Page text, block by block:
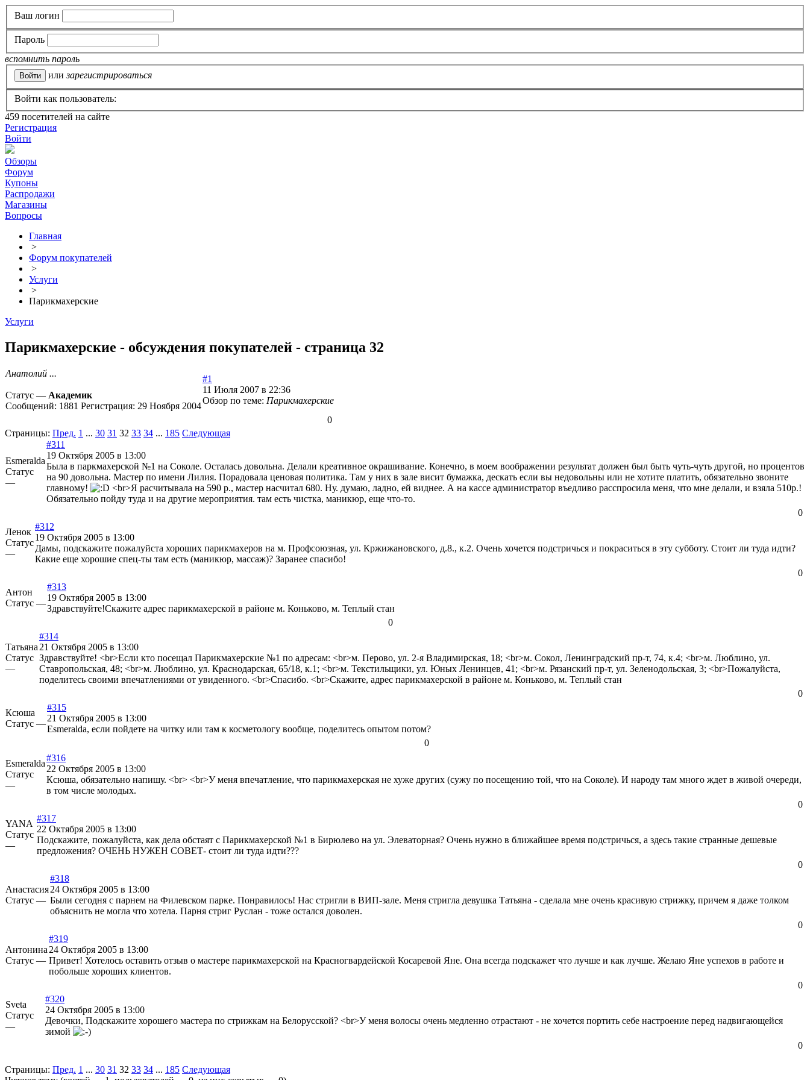
Ваш логин
Пароль
вспомнить пароль
или зарегистрироваться
Войти как пользователь:
459 посетителей на сайте
Регистрация
Войти
Обзоры
Форум
Купоны
Распродажи
Магазины
Вопросы
Главная
>
Форум покупателей
>
Услуги
>
Парикмахерские
Услуги
Парикмахерские - обсуждения покупателей - страница 32
Анатолий ...
Статус — Академик
Сообщений: 1881 Регистрация: 29 Ноября 2004
#1
11 Июля 2007 в 22:36
Обзор по теме: Парикмахерские
0
Страницы: Пред. 1 ... 30 31 32 33 34 ... 185 Следующая
Esmeralda
Статус
—
#311
19 Октября 2005 в 13:00
Была в паркмахерской №1 на Соколе. Осталась довольна. Делали креативное окрашивание. Конечно, в моем воображении результат должен был быть чуть-чуть другой, но процентов
на 90 довольна. Мастер по имени Лилия. Порадовала ценовая политика. Там у них в зале висит бумажка, дескать если вы недовольны или не хотите платить, обязательно звоните
главному!
<br>Я расчитывала на 590 р., мастер насчитал 680. Ну. думаю, ладно, ей виднее. А на кассе администратор въедливо расспросила меня, что мне делали, и взяла 510р.!
Обязательно пойду туда и на другие мероприятия. там есть чистка, маникюр, еще что-то.
0
Ленок
Статус
—
#312
19 Октября 2005 в 13:00
Дамы, подскажите пожалуйста хороших парикмахеров на м. Профсоюзная, ул. Кржижановского, д.8., к.2. Очень хочется подстричься и покраситься в эту субботу. Стоит ли туда идти?
Какие еще хорошие спец-ты там есть (маникюр, массаж)? Заранее спасибо!
0
Антон
Статус —
#313
19 Октября 2005 в 13:00
Здравствуйте!Скажите адрес парикмахерской в районе м. Коньково, м. Теплый стан
0
Татьяна
Статус
—
#314
21 Октября 2005 в 13:00
Здравствуйте! <br>Если кто посещал Парикмахерские №1 по адресам: <br>м. Перово, ул. 2-я Владимирская, 18; <br>м. Сокол, Ленинградский пр-т, 74, к.4; <br>м. Люблино, ул.
Ставропольская, 48; <br>м. Люблино, ул. Краснодарская, 65/18, к.1; <br>м. Текстильщики, ул. Юных Ленинцев, 41; <br>м. Рязанский пр-т, ул. Зеленодольская, 3; <br>Пожалуйста,
поделитесь своими впечатлениями от увиденного. <br>Спасибо. <br>Скажите, адрес парикмахерской в районе м. Коньково, м. Теплый стан
0
Ксюша
Статус —
#315
21 Октября 2005 в 13:00
Esmeralda, если пойдете на читку или там к косметологу вообще, поделитесь опытом потом?
0
Esmeralda
Статус
—
#316
22 Октября 2005 в 13:00
Ксюша, обязательно напишу. <br> <br>У меня впечатление, что парикмахерская не хуже других (сужу по посещению той, что на Соколе). И народу там много ждет в живой очереди,
в том числе молодых.
0
YANA
Статус
—
#317
22 Октября 2005 в 13:00
Подскажите, пожалуйста, как дела обстаят с Парикмахерской №1 в Бирюлево на ул. Элеваторная? Очень нужно в ближайшее время подстричься, а здесь такие странные дешевые
предложения? ОЧЕНЬ НУЖЕН СОВЕТ- стоит ли туда идти???
0
Анастасия
Статус —
#318
24 Октября 2005 в 13:00
Были сегодня с парнем на Филевском парке. Понравилось! Нас стригли в ВИП-зале. Меня стригла девушка Татьяна - сделала мне очень красивую стрижку, причем я даже толком
объяснить не могла что хотела. Парня стриг Руслан - тоже остался доволен.
0
Антонина
Статус —
#319
24 Октября 2005 в 13:00
Привет! Хотелось оставить отзыв о мастере парикмахерской на Красногвардейской Косаревой Яне. Она всегда подскажет что лучше и как лучше. Желаю Яне успехов в работе и
побольше хороших клиентов.
0
Sveta
Статус
—
#320
24 Октября 2005 в 13:00
Девочки, Подскажите хорошего мастера по стрижкам на Белорусской? <br>У меня волосы очень медленно отрастают - не хочется портить себе настроение перед надвигающейся
зимой
0
Страницы: Пред. 1 ... 30 31 32 33 34 ... 185 Следующая